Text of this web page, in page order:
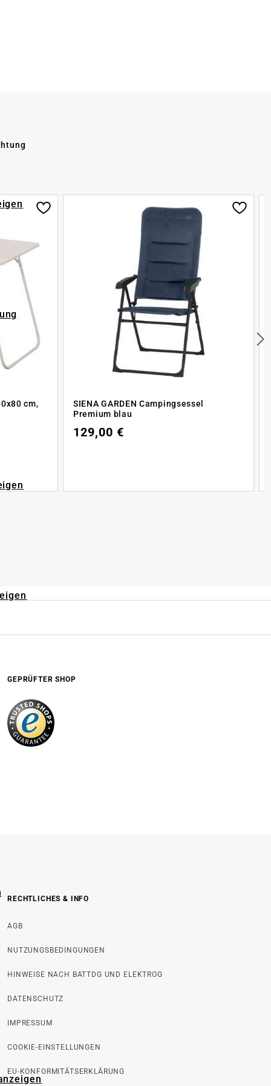
cm,
SIENA GARDEN Campingsessel
Premium blau
129,00 €
GEPRÜFTER SHOP
RECHTLICHES & INFO
AGB
NUTZUNGSBEDINGUNGEN
HINWEISE NACH BATTDG UND ELEKTROG
DATENSCHUTZ
IMPRESSUM
COOKIE-EINSTELLUNGEN
EU-KONFORMITÄTSERKLÄRUNG